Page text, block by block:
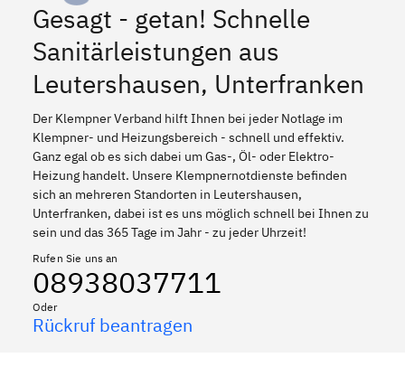
Gesagt - getan! Schnelle
Sanitärleistungen aus
Leutershausen, Unterfranken
Der Klempner Verband hilft Ihnen bei jeder Notlage im
Klempner- und Heizungsbereich - schnell und effektiv.
Ganz egal ob es sich dabei um Gas-, Öl- oder Elektro-
Heizung handelt. Unsere Klempnernotdienste befinden
sich an mehreren Standorten in Leutershausen,
Unterfranken, dabei ist es uns möglich schnell bei Ihnen zu
sein und das 365 Tage im Jahr - zu jeder Uhrzeit!
Rufen Sie uns an
08938037711
Oder
Rückruf beantragen